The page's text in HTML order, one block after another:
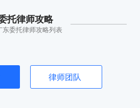
托律师攻略
东委托律师攻略列表
律师团队